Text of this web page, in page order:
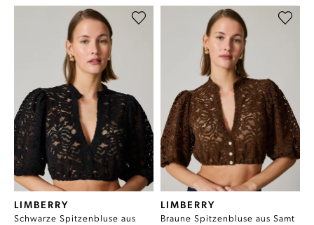
LIMBERRY
Schwarze Spitzenbluse aus
LIMBERRY
Braune Spitzenbluse aus Samt